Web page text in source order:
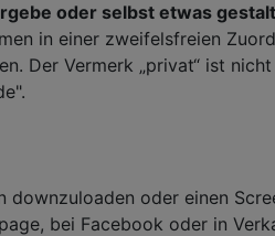
oder selbst etwas
in einer zweifelsfreien
Der Vermerk „privat“ ist
oder einen
bei Facebook oder in